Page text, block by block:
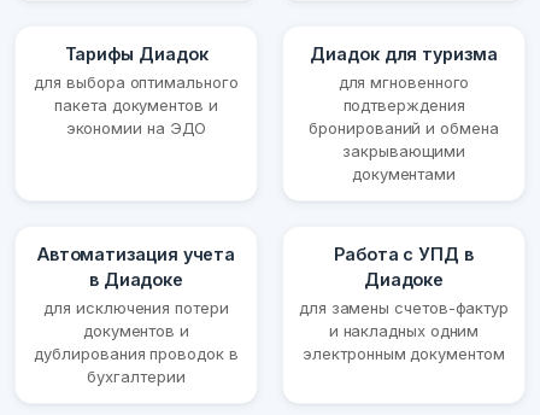
Тарифы Диадок
для выбора оптимального
пакета документов и
экономии на ЭДО
Диадок для туризма
для мгновенного
подтверждения
бронирований и обмена
закрывающими
документами
Автоматизация учета
в Диадоке
для исключения потери
документов и
дублирования проводок в
бухгалтерии
Работа с УПД в
Диадоке
для замены счетов-фактур
и накладных одним
электронным документом